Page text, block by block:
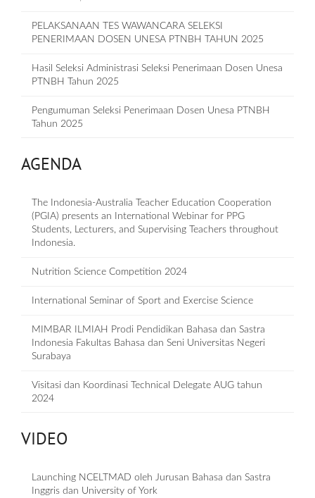
PELAKSANAAN TES WAWANCARA SELEKSI
PENERIMAAN DOSEN UNESA PTNBH TAHUN 2025
Hasil Seleksi Administrasi Seleksi Penerimaan Dosen Unesa
PTNBH Tahun 2025
Pengumuman Seleksi Penerimaan Dosen Unesa PTNBH
Tahun 2025
AGENDA
The Indonesia-Australia Teacher Education Cooperation
(PGIA) presents an International Webinar for PPG
Students, Lecturers, and Supervising Teachers throughout
Indonesia.
Nutrition Science Competition 2024
International Seminar of Sport and Exercise Science
MIMBAR ILMIAH Prodi Pendidikan Bahasa dan Sastra
Indonesia Fakultas Bahasa dan Seni Universitas Negeri
Surabaya
Visitasi dan Koordinasi Technical Delegate AUG tahun
2024
VIDEO
Launching NCELTMAD oleh Jurusan Bahasa dan Sastra
Inggris dan University of York